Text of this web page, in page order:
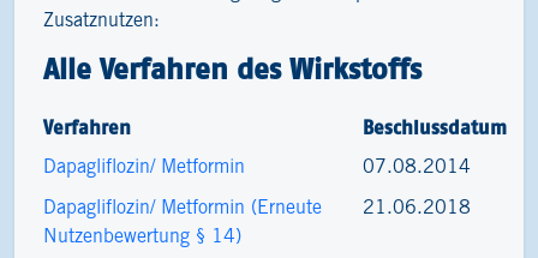
Zusatznutzen:
Alle Verfahren des Wirkstoffs
Verfahren Beschlussdatum
Dapagliflozin/ Metformin 07.08.2014
Dapagliflozin/ Metformin (Erneute
Nutzenbewertung § 14)
21.06.2018